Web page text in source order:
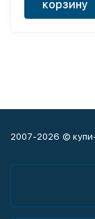
корзину
2007-2026 ©